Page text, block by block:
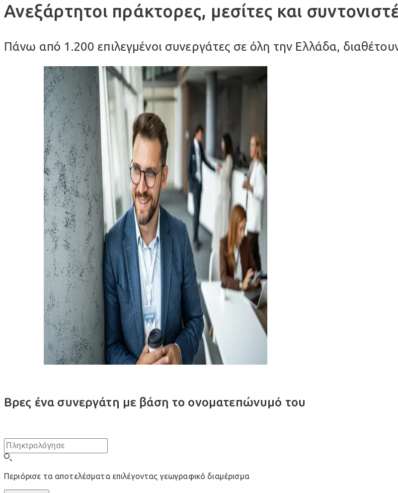
Ανεξάρτητοι πράκτορες, μεσίτες και
Πάνω από 1.200 επιλεγμένοι συνεργάτες σε όλη την Ελλάδα,
Βρες ένα συνεργάτη με βάση το ονοματεπώνυμό του
Περιόρισε τα αποτελέσματα επιλέγοντας γεωγραφικό διαμέρισμα